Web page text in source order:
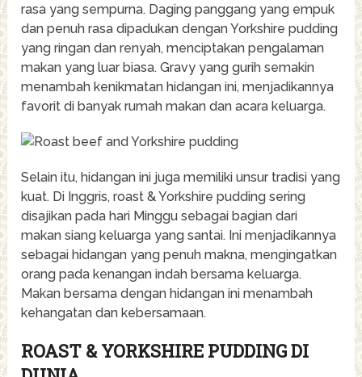
rasa yang sempurna. Daging panggang yang empuk
dan penuh rasa dipadukan dengan Yorkshire pudding
yang ringan dan renyah, menciptakan pengalaman
makan yang luar biasa. Gravy yang gurih semakin
menambah kenikmatan hidangan ini, menjadikannya
favorit di banyak rumah makan dan acara keluarga.
Selain itu, hidangan ini juga memiliki unsur tradisi yang
kuat. Di Inggris, roast & Yorkshire pudding sering
disajikan pada hari Minggu sebagai bagian dari
makan siang keluarga yang santai. Ini menjadikannya
sebagai hidangan yang penuh makna, mengingatkan
orang pada kenangan indah bersama keluarga.
Makan bersama dengan hidangan ini menambah
kehangatan dan kebersamaan.
ROAST & YORKSHIRE PUDDING DI